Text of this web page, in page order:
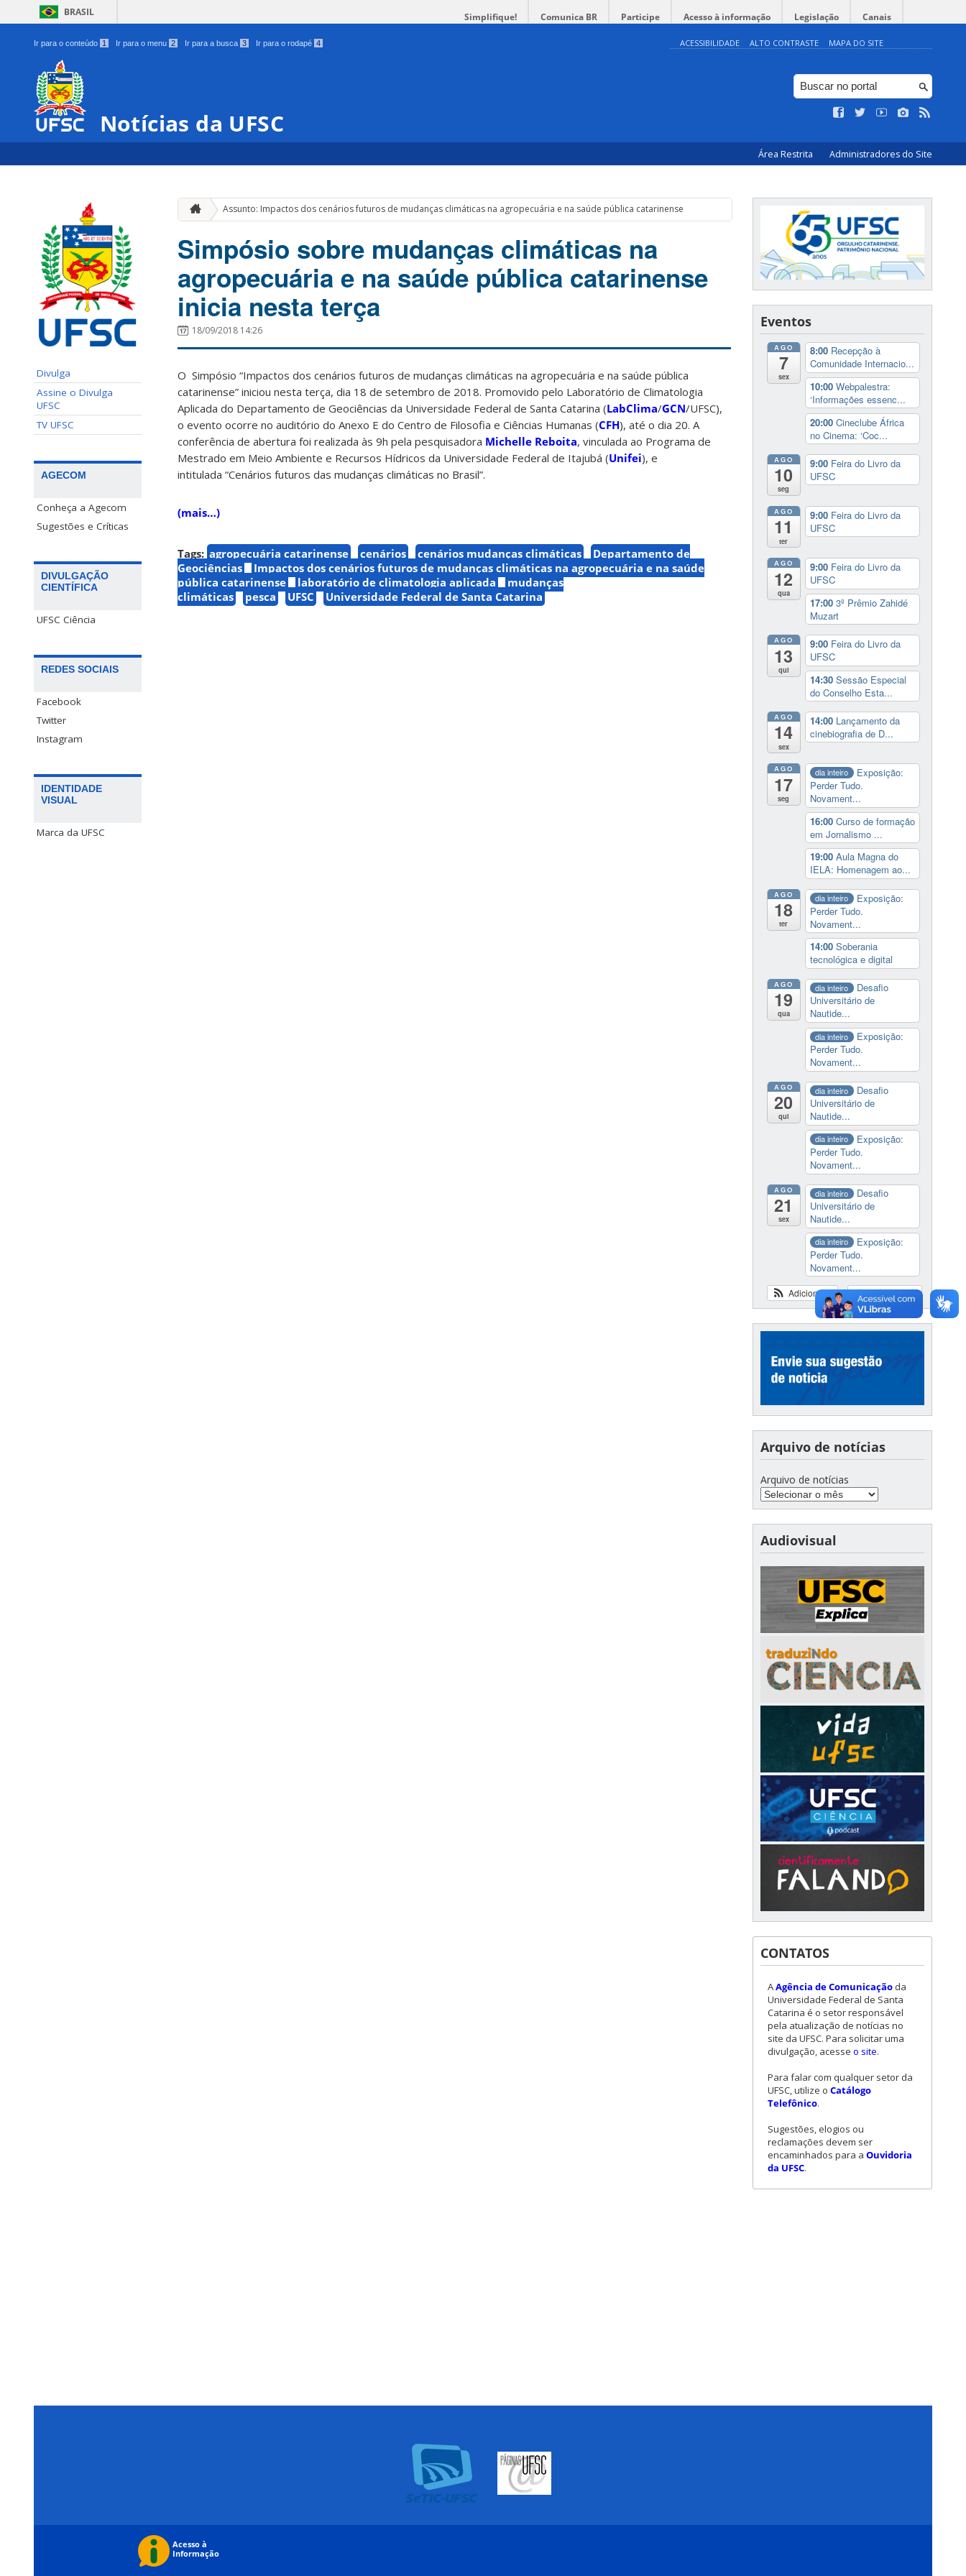
BRASIL Simplifique! Comunica BR Participe Acesso à informação Legislação Canais
Ir para o conteúdo 1 Ir para o menu 2 Ir para a busca 3 Ir para o rodapé 4 ACESSIBILIDADE ALTO CONTRASTE MAPA DO SITE
Notícias da UFSC
Área Restrita Administradores do Site
Divulga
Assine o Divulga
UFSC
TV UFSC
AGECOM
Conheça a Agecom
Sugestões e Críticas
DIVULGAÇÃO
CIENTÍFICA
UFSC Ciência
REDES SOCIAIS
Facebook
Twitter
Instagram
IDENTIDADE
VISUAL
Marca da UFSC
Assunto: Impactos dos cenários futuros de mudanças climáticas na agropecuária e na saúde pública catarinense
Simpósio sobre mudanças climáticas na
agropecuária e na saúde pública catarinense
inicia nesta terça
18/09/2018 14:26
O Simpósio “Impactos dos cenários futuros de mudanças climáticas na agropecuária e na saúde pública
catarinense” iniciou nesta terça, dia 18 de setembro de 2018. Promovido pelo Laboratório de Climatologia
Aplicada do Departamento de Geociências da Universidade Federal de Santa Catarina (LabClima/GCN/UFSC),
o evento ocorre no auditório do Anexo E do Centro de Filosofia e Ciências Humanas (CFH), até o dia 20. A
conferência de abertura foi realizada às 9h pela pesquisadora Michelle Reboita, vinculada ao Programa de
Mestrado em Meio Ambiente e Recursos Hídricos da Universidade Federal de Itajubá (Unifei), e
intitulada “Cenários futuros das mudanças climáticas no Brasil”.
(mais…)
Tags: agropecuária catarinense cenários cenários mudanças climáticas
Departamento de
Geociências
Impactos dos cenários futuros de mudanças climáticas na agropecuária e na saúde
pública catarinense
laboratório de climatologia aplicada
mudanças
climáticas
pesca UFSC Universidade Federal de Santa Catarina
Eventos
AGO
7
sex
8:00 Recepção à
Comunidade Internacio...
10:00 Webpalestra:
‘Informações essenc...
20:00 Cineclube África
no Cinema: ‘Coc...
AGO
10
seg
9:00 Feira do Livro da
UFSC
AGO
11
ter
9:00 Feira do Livro da
UFSC
AGO
12
qua
9:00 Feira do Livro da
UFSC
17:00 3º Prêmio Zahidé
Muzart
AGO
13
qui
9:00 Feira do Livro da
UFSC
14:30 Sessão Especial
do Conselho Esta...
AGO
14
sex
14:00 Lançamento da
cinebiografia de D...
AGO
17
seg
dia inteiro
Exposição:
Perder Tudo.
Novament...
16:00 Curso de formação
em Jornalismo ...
19:00 Aula Magna do
IELA: Homenagem ao...
AGO
18
ter
dia inteiro
Exposição:
Perder Tudo.
Novament...
14:00 Soberania
tecnológica e digital
AGO
19
qua
dia inteiro
Desafio
Universitário de
Nautide...
dia inteiro
Exposição:
Perder Tudo.
Novament...
AGO
20
qui
dia inteiro
Desafio
Universitário de
Nautide...
dia inteiro
Exposição:
Perder Tudo.
Novament...
AGO
21
sex
dia inteiro
Desafio
Universitário de
Nautide...
dia inteiro
Exposição:
Perder Tudo.
Novament...
Ver calendário
Adicionar
Arquivo de notícias
Arquivo de notícias
Audiovisual
CONTATOS
AAgência de Comunicação da
Universidade Federal de Santa
Catarina é o setor responsável
pela atualização de notícias no
site da UFSC. Para solicitar uma
divulgação, acesse o site.
Para falar com qualquer setor da
UFSC, utilize o Catálogo
Telefônico.
Sugestões, elogios ou
reclamações devem ser
encaminhados para a Ouvidoria
da UFSC.